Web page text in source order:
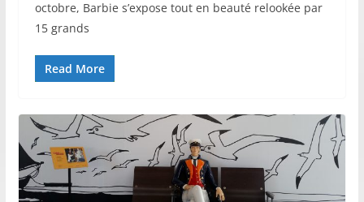
octobre, Barbie s’expose tout en beauté relookée par
15 grands
Read More